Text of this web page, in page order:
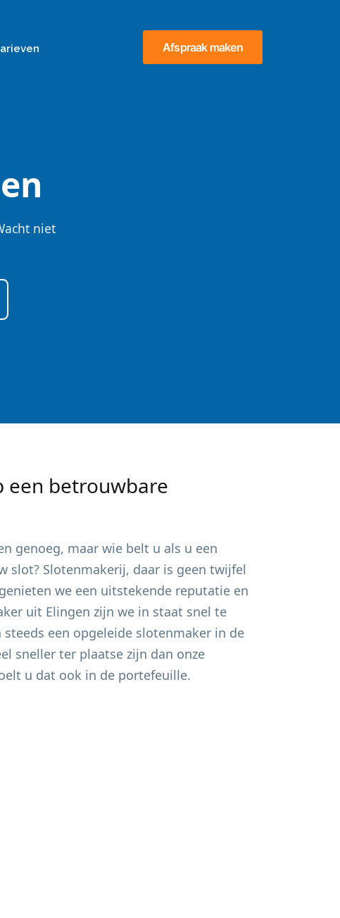
Afspraak maken
niet
een betrouwbare
genoeg, maar wie belt u als u een
slot? Slotenmakerij, daar is geen twijfel
we een uitstekende reputatie en
uit Elingen zijn we in staat snel te
steeds een opgeleide slotenmaker in de
sneller ter plaatse zijn dan onze
u dat ook in de portefeuille.